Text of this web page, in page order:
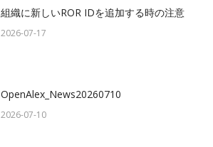
組織に新しいROR IDを追加する時の注意
2026-07-17
OpenAlex_News20260710
2026-07-10